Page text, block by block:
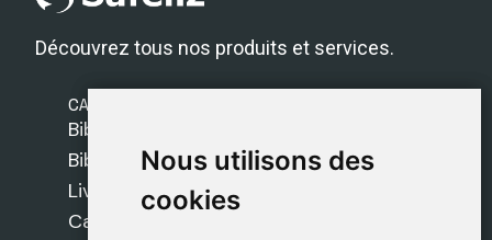
Nous utilisons des
cookies
Nous utilisons des
cookies
Découvrez tous nos produits et services.
CATÉGORIES
Bibles Safeliz
Bibles
Livres
Cadeaux